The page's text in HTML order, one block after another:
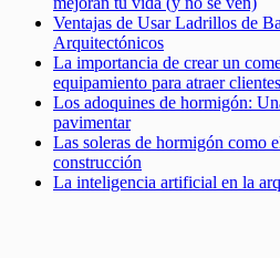
Ventajas de Usar Ladrillos de
Arquitectónicos
La importancia de crear un
equipamiento para atraer clientes
Los adoquines de hormigón:
pavimentar
Las soleras de hormigón como
construcción
La inteligencia artificial en la